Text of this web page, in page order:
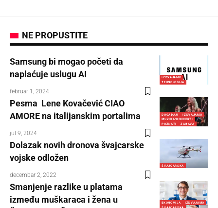
NE PROPUSTITE
IZDVAJAMO
TEHNOLOGIJA
Samsung bi mogao početi da
naplaćuje uslugu AI
februar 1, 2024
DOGAĐAJI
IZDVAJAMO
MUZIKA/KONCERTI
POZNATI
ZABAVA
Pesma Lene Kovačević CIAO
AMORE na italijanskim portalima
jul 9, 2024
ŠVAJCARSKA
Dolazak novih dronova švajcarske
vojske odložen
decembar 2, 2022
EKONOMIJA
IZDVAJAMO
ŠVAJCARSKA
Smanjenje razlike u platama
između muškaraca i žena u